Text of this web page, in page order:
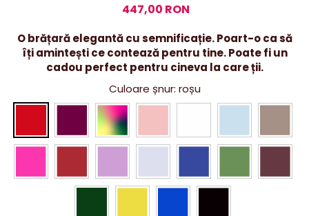
447,00 RON
O brățară elegantă cu semnificație. Poart-o ca să
îți amintești ce contează pentru tine. Poate fi un
cadou perfect pentru cineva la care ții.
Culoare șnur: roșu